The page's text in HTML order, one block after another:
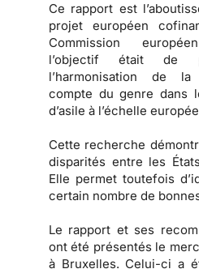
Ce rapport est
projet européen
Commission
l’objectif était de
l’harmonisation de
compte du genre dans
d’asile à l’échelle
Cette recherche
disparités entre les
Elle permet toutefois
certain nombre de
Le rapport et ses
ont été présentés le
à Bruxelles. Celui-ci a